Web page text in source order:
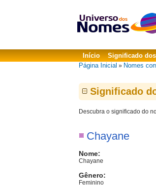
Início
Significado
Página Inicial » Nomes
Significado
Descubra o significado do
Chayane
Nome:
Chayane
Gênero:
Feminino